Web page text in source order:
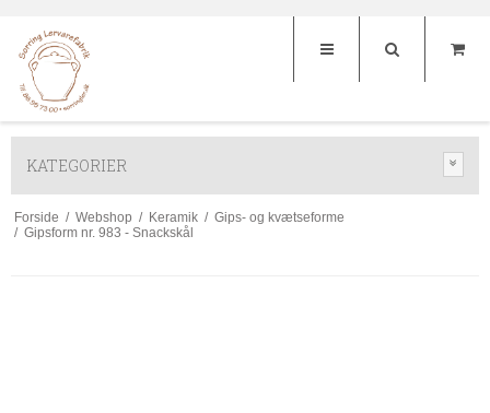
KATEGORIER
Forside / Webshop / Keramik / Gips- og kvætseforme
/ Gipsform nr. 983 - Snackskål